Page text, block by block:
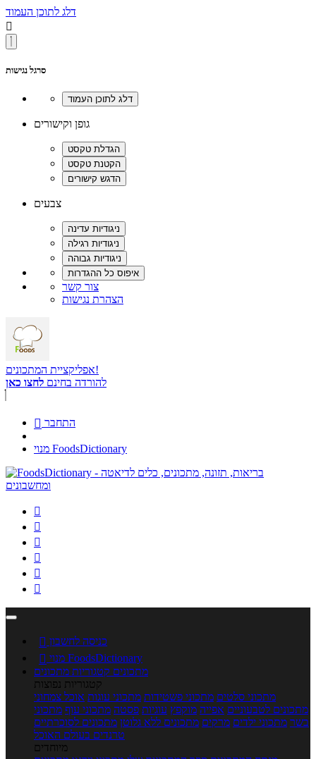
דלג לתוכן העמוד

סרגל נגישות
גופן וקישורים
צבעים
צור קשר
הצהרת נגישות
אפליקציית המתכונים!
להורדה בחינם לחצו כאן
 התחבר
מנוי FoodsDictionary






 כניסה לחשבון

מנוי FoodsDictionary
מתכונים קטגוריות מתכונים
קטגוריות נפוצות
מתכוני סלטים מתכוני פשטידות מתכוני עוגות אוכל צמחוני
מתכונים לטבעוניים אפייה מוקפץ עוגיות פסטה מתכוני עוף מתכוני
בשר מתכוני ילדים מרקים מתכונים ללא גלוטן מתכונים לסוכרתיים
טרנדים בעולם האוכל
מיוחדים